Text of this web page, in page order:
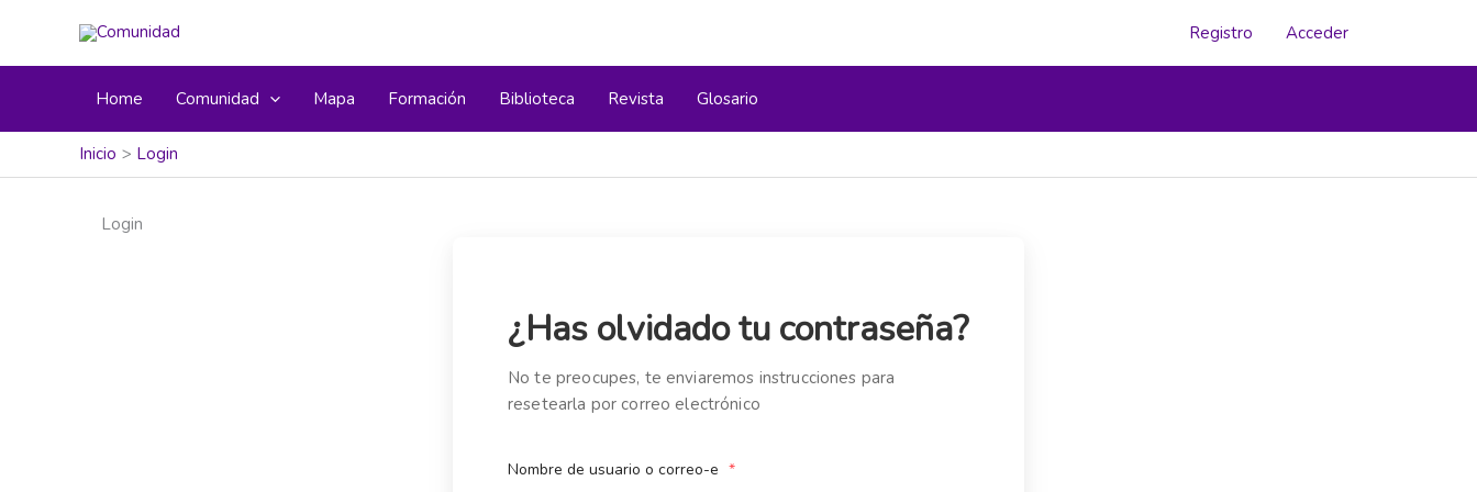
Registro Acceder
Home Comunidad Mapa Formación Biblioteca Revista Glosario
Inicio Login
Login
¿Has olvidado tu contraseña?
No te preocupes, te enviaremos instrucciones para
resetearla por correo electrónico
Nombre de usuario o correo-e *